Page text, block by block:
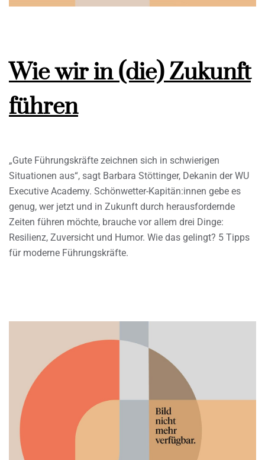
Wie wir in (die) Zukunft
führen
„Gute Führungskräfte zeichnen sich in schwierigen
Situationen aus“, sagt Barbara Stöttinger, Dekanin der WU
Executive Academy. Schönwetter-Kapitän:innen gebe es
genug, wer jetzt und in Zukunft durch herausfordernde
Zeiten führen möchte, brauche vor allem drei Dinge:
Resilienz, Zuversicht und Humor. Wie das gelingt? 5 Tipps
für moderne Führungskräfte.